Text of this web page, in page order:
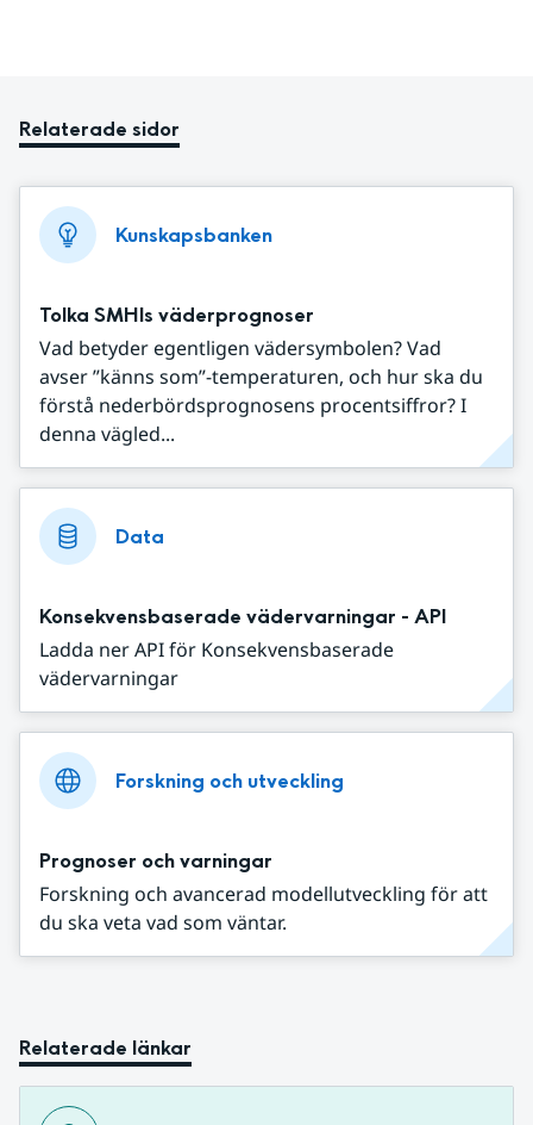
Relaterade sidor
Kunskapsbanken
Tolka SMHIs väderprognoser
Vad betyder egentligen vädersymbolen? Vad
avser ”känns som”-temperaturen, och hur ska du
förstå nederbördsprognosens procentsiffror? I
denna vägled...
Data
Konsekvensbaserade vädervarningar - API
Ladda ner API för Konsekvensbaserade
vädervarningar
Forskning och utveckling
Prognoser och varningar
Forskning och avancerad modellutveckling för att
du ska veta vad som väntar.
Relaterade länkar